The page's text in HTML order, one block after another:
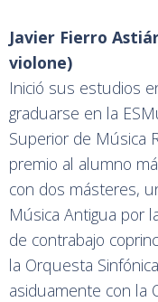
Javier Fierro
violone)
Inició sus estudios
graduarse en la
Superior de Música
premio al alumno
con dos másteres,
Música Antigua por
de contrabajo
la Orquesta
asiduamente con la